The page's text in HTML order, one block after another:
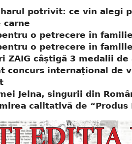
potrivit: ce vin alegi
carne
o petrecere în
o petrecere în
ZAIG câștigă 3 medalii
concurs internațional de
Jelna, singurii din
calitativă de “Produs